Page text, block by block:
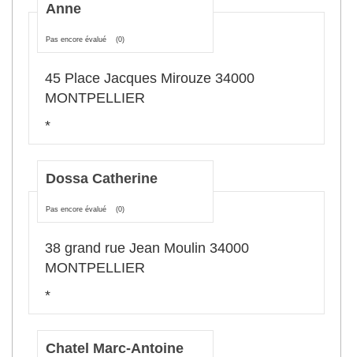
Anne
Pas encore évalué (0)
45 Place Jacques Mirouze 34000
MONTPELLIER
*
Dossa Catherine
Pas encore évalué (0)
38 grand rue Jean Moulin 34000
MONTPELLIER
*
Chatel Marc-Antoine